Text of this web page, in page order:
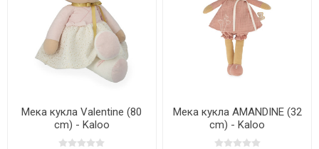
Мека кукла Valentine (80
cm) - Kaloo
Мека кукла AMANDINE (32
cm) - Kaloo